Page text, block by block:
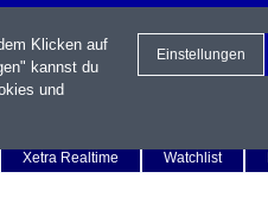
Xetra Realtime
Watchlist
Klicken auf
kannst du
und
Einstellungen